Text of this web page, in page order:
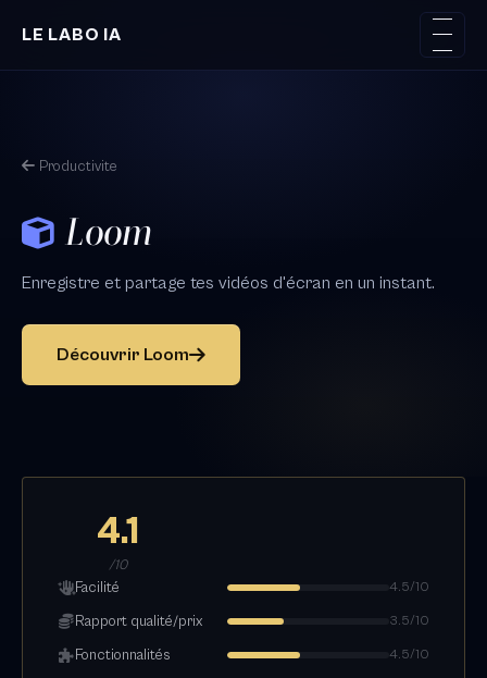
LE LABO IA
Productivite
Loom
Enregistre et partage tes vidéos d'écran en un instant.
Découvrir Loom
4.1
/10
Facilité 4.5/10
Rapport qualité/prix 3.5/10
Fonctionnalités 4.5/10